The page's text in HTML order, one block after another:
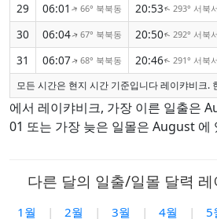
29
06:01 ↑66° 북북동 20:53↑293° 서북
30
06:04↑67° 북북동 20:50↑ 292° 서북
31
06:07↑68° 북북동 20:46↑ 291° 서북
모든 시간은 현지 시간 기준입니다 레이캬비크
에서 레이캬비크, 가장 이른 일출은
01 또는 가장 늦은 일몰은 August 에
다른 달의 일출/일몰 달력
1월 | 2월 | 3월 | 4월 | 5